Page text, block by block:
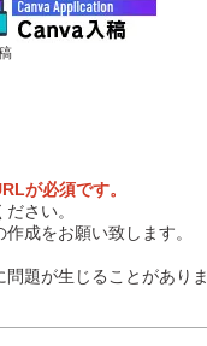
が必須です。
さい。
成をお願い致します。
題が生じることがありま